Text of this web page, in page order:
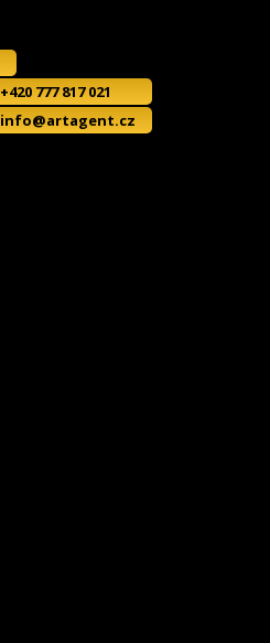
+420 777 817 021
info@artagent.cz